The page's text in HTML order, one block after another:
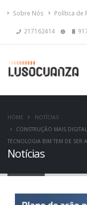
Sobre Nós Política de
217162414
Notícias
HOME
NOTÍCIAS
CONSTRUÇÃO MAIS
TECNOLOGIA BIM TEM DE SER